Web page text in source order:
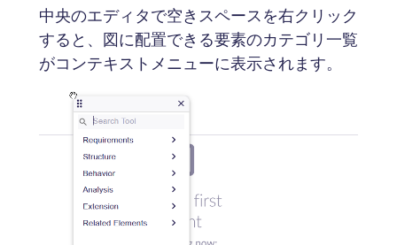
中央のエディタで空きスペースを右クリック
すると、図に配置できる要素のカテゴリ一覧
がコンテキストメニューに表示されます。